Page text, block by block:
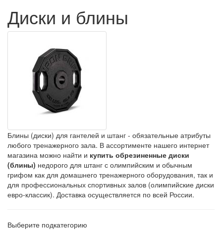
Диски и блины
Блины (диски) для гантелей и штанг - обязательные атрибуты
любого тренажерного зала. В ассортименте нашего интернет
магазина можно найти и купить обрезиненные диски
(блины) недорого для штанг с олимпийским и обычным
грифом как для домашнего тренажерного оборудования, так и
для профессиональных спортивных залов (олимпийские диски
евро-классик). Доставка осуществляется по всей России.
Выберите подкатегорию